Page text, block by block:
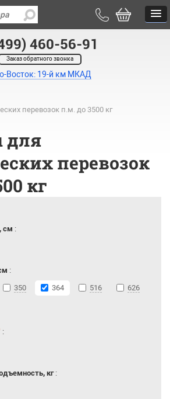
460-56-91
Заказ обратного звонка
Восток: 19-й км МКАД
перевозок п.м. до 3500 кг
для
перевозок
кг
см :
:
350 364 516
626
:
кг: